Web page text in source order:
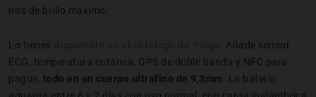
nits de brillo máximo.
Lo tienes disponible en el catálogo de Yoigo . Añade sensor
ECG, temperatura cutánea, GPS de doble banda y NFC para
pagos, todo en un cuerpo ultrafino de 9,3mm . La batería